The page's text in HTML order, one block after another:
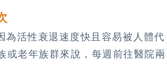
為活性衰退速度快且容易被人體代
或老年族群來說，每週前往醫院兩